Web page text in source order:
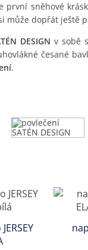
první sněhové
může dopřát ještě
DESIGN v sobě
česané
.